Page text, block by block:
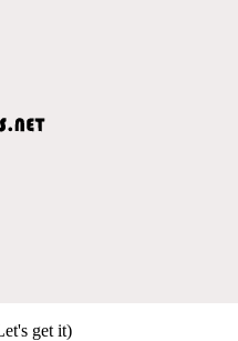
get it)